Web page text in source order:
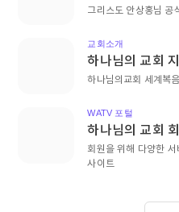
그리스도 안상홍님 공
교회소개
하나님의 교회
하나님의교회 세계복
WATV 포털
하나님의 교회
회원을 위해 다양한
사이트